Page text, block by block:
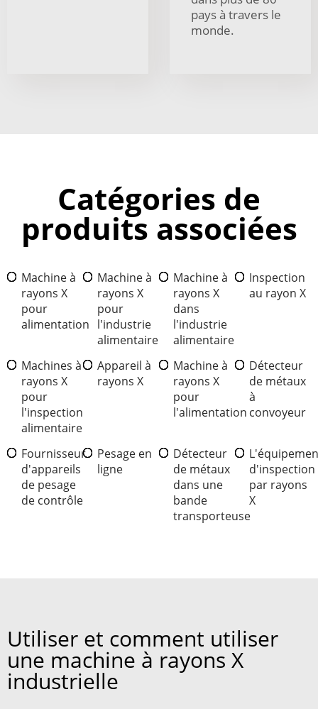
pays à travers le
monde.
Catégories de
produits associées
Machine à
rayons X
pour
alimentation
Machine à
rayons X
pour
l'industrie
alimentaire
Machine à
rayons X
dans
l'industrie
alimentaire
Inspection
au rayon X
Machines à
rayons X
pour
l'inspection
alimentaire
Appareil à
rayons X
Machine à
rayons X
pour
l'alimentation
Détecteur
de métaux
à
convoyeur
Fournisseur
d'appareils
de pesage
de contrôle
Pesage en
ligne
Détecteur
de métaux
dans une
bande
transporteuse
d'inspection
par rayons
X
Utiliser et comment utiliser
une machine à rayons X
industrielle